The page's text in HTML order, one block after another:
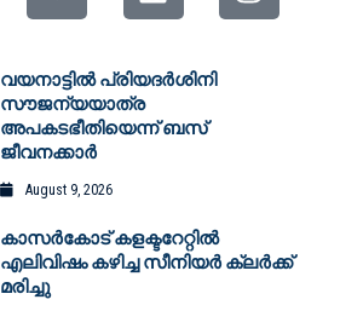
വയനാട്ടിൽ പ്രിയദര്‍ശിനി
സൗജന്യയാത്ര
അപകടഭീതിയെന്ന് ബസ്
ജീവനക്കാര്‍
August 9, 2026
കാസർകോട് കളക്ടറേറ്റിൽ
എലിവിഷം കഴിച്ച സീനിയർ ക്ലർക്ക്
മരിച്ചു